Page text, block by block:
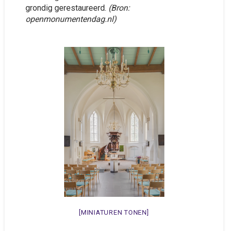
grondig gerestaureerd. (Bron:
openmonumentendag.nl)
[MINIATUREN TONEN]